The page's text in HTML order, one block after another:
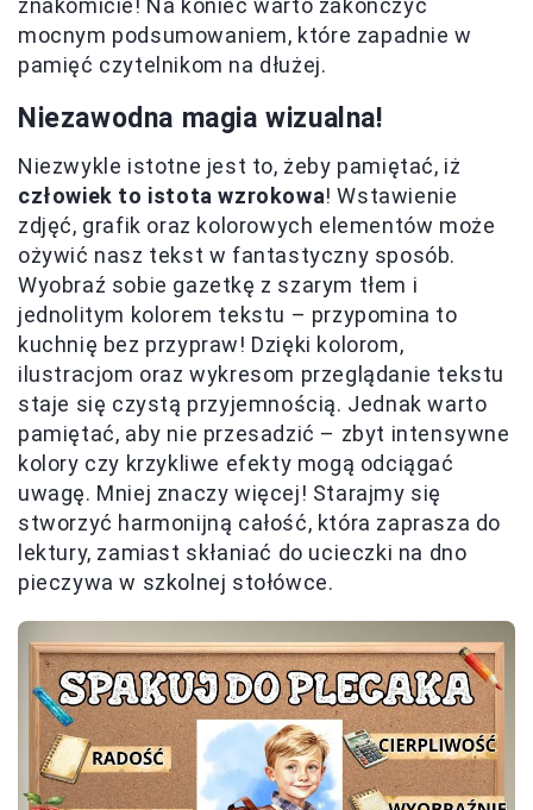
znakomicie! Na koniec warto zakończyć
mocnym podsumowaniem, które zapadnie w
pamięć czytelnikom na dłużej.
Niezawodna magia wizualna!
Niezwykle istotne jest to, żeby pamiętać, iż
człowiek to istota wzrokowa! Wstawienie
zdjęć, grafik oraz kolorowych elementów może
ożywić nasz tekst w fantastyczny sposób.
Wyobraź sobie gazetkę z szarym tłem i
jednolitym kolorem tekstu – przypomina to
kuchnię bez przypraw! Dzięki kolorom,
ilustracjom oraz wykresom przeglądanie tekstu
staje się czystą przyjemnością. Jednak warto
pamiętać, aby nie przesadzić – zbyt intensywne
kolory czy krzykliwe efekty mogą odciągać
uwagę. Mniej znaczy więcej! Starajmy się
stworzyć harmonijną całość, która zaprasza do
lektury, zamiast skłaniać do ucieczki na dno
pieczywa w szkolnej stołówce.